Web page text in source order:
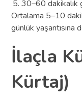
30–60 dakikalık
Ortalama 5–10
günlük yaşantısına
İlaçla
Kürtaj)